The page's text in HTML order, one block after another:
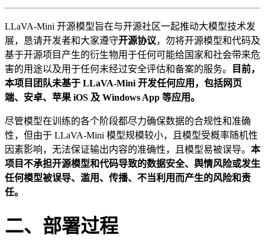
LLaVA-Mini 开源模型旨在与开源社区一起推动大模型技术发
展，恳请开发者和大家遵守开源协议，勿将开源模型和代码及
基于开源项目产生的衍生物用于任何可能给国家和社会带来危
害的用途以及用于任何未经过安全评估和备案的服务。
目前，
本项目团队未基于 LLaVA-Mini 开发任何应用，包括网页
端、安卓、苹果 iOS 及 Windows App 等应用。
尽管模型在训练的各个阶段都尽力确保数据的合规性和准确
性，但由于 LLaVA-Mini 模型规模较小，且模型受概率随机性
因素影响，无法保证输出内容的准确性，且模型易被误导。 本
项目不承担开源模型和代码导致的数据安全、舆情风险或发生
任何模型被误导、滥用、传播、不当利用而产生的风险和责
任。
二、部署过程